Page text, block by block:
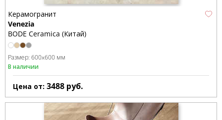
Керамогранит
Venezia
BODE Ceramica (Китай)
Размер: 600x600 мм
В наличии
Цена от: 3488 руб.